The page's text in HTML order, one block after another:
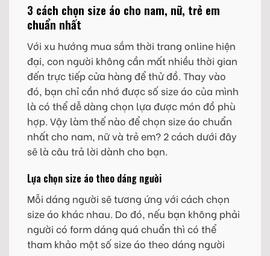
3 cách chọn size áo cho nam, nữ, trẻ em
chuẩn nhất
Với xu hướng mua sắm thời trang online hiện
đại, con người không cần mất nhiều thời gian
đến trực tiếp cửa hàng để thử đồ. Thay vào
đó, bạn chỉ cần nhớ được số size áo của mình
là có thể dễ dàng chọn lựa được món đồ phù
hợp. Vậy làm thế nào để chọn size áo chuẩn
nhất cho nam, nữ và trẻ em? 2 cách dưới đây
sẽ là câu trả lời dành cho bạn.
Lựa chọn size áo theo dáng người
Mỗi dáng người sẽ tương ứng với cách chọn
size áo khác nhau. Do đó, nếu bạn không phải
người có form dáng quá chuẩn thì có thể
tham khảo một số size áo theo dáng người